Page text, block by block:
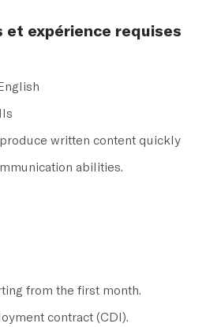
et expérience requises
written content quickly
abilities.
from the first month.
contract (CDI).